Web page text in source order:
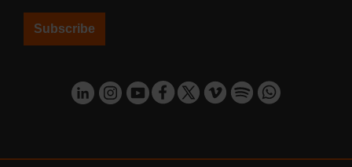
Subscribe